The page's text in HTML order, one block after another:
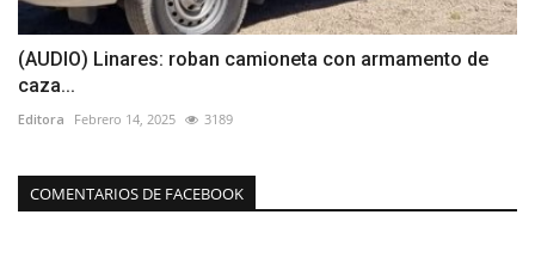
(AUDIO) Linares: roban camioneta con armamento de
caza...
Editora Febrero 14, 2025 3189
COMENTARIOS DE FACEBOOK